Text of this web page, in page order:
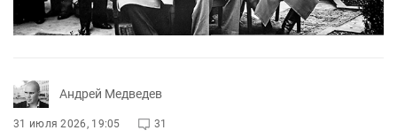
Андрей Медведев
31 июля 2026, 19:05 31